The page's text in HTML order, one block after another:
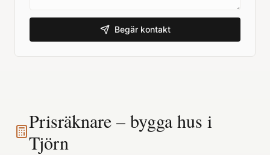
Begär kontakt
Prisräknare – bygga hus i
Tjörn